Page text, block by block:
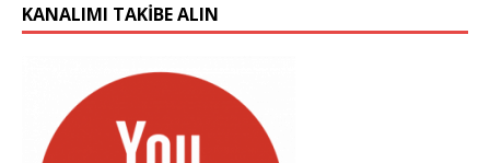
KANALIMI TAKIBE ALIN